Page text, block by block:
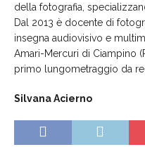
della fotografia,
Dal 2013 è docente di
insegna audiovisivo e
Amari-Mercuri di Ciampino
primo lungometraggio da
Silvana Acierno